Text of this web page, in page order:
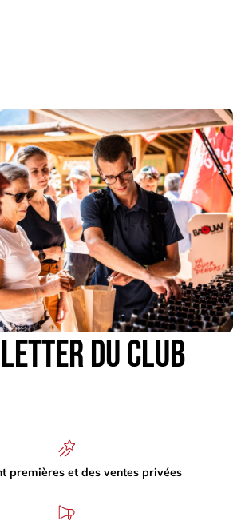
du Club
premières et des ventes privées